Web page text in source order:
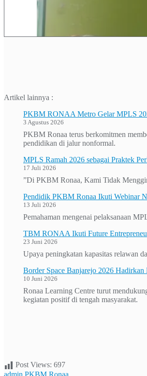
Artikel lainnya :
PKBM RONAA Metro Gelar MPLS
3 Agustus 2026
PKBM Ronaa terus berkomitmen
pendidikan di jalur nonformal.
MPLS Ramah 2026 sebagai Praktek
17 Juli 2026
”Di PKBM Ronaa, Kami Tidak
Pendidik PKBM Ronaa Ikuti Webinar
13 Juli 2026
Pemahaman mengenai pelaksanaan
TBM RONAA Ikuti Future
23 Juni 2026
Upaya peningkatan kapasitas relawan
Border Space Banjarejo 2026
10 Juni 2026
Ronaa Learning Centre turut
kegiatan positif di tengah masyarakat.
Post Views: 697